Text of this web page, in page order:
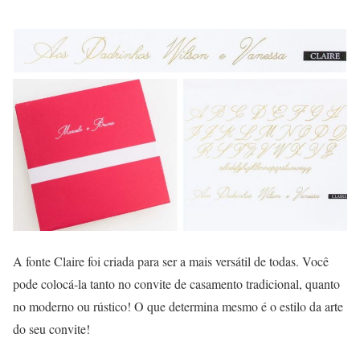
A fonte Claire foi criada para ser a mais versátil de todas. Você
pode colocá-la tanto no convite de casamento tradicional, quanto
no moderno ou rústico! O que determina mesmo é o estilo da arte
do seu convite!